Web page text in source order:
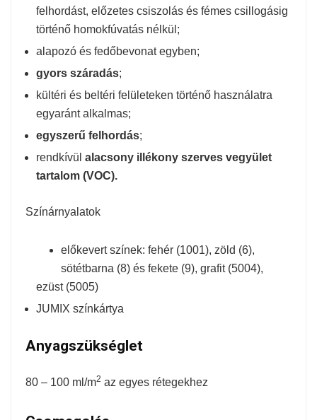
felhordást, előzetes csiszolás és fémes csillogásig
történő homokfúvatás nélkül;
alapozó és fedőbevonat egyben;
gyors száradás;
kültéri és beltéri felületeken történő használatra
egyaránt alkalmas;
egyszerű felhordás;
rendkívül alacsony illékony szerves vegyület
tartalom (VOC).
Színárnyalatok
előkevert színek: fehér (1001), zöld (6),
sötétbarna (8) és fekete (9), grafit (5004),
ezüst (5005)
JUMIX színkártya
Anyagszükséglet
80 – 100 ml/m2 az egyes rétegekhez